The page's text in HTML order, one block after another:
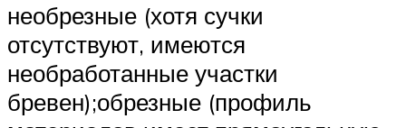
необрезные (хотя сучки
отсутствуют, имеются
необработанные участки
бревен);обрезные (профиль